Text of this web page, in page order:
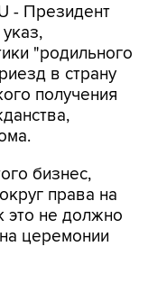
- Президент
"родильного
в страну
получения
бизнес,
права на
это не должно
церемонии